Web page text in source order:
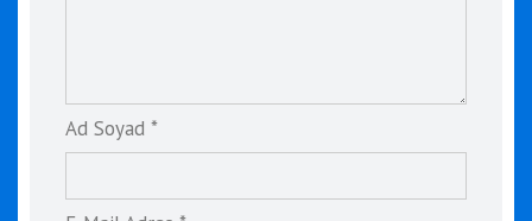
Ad Soyad *